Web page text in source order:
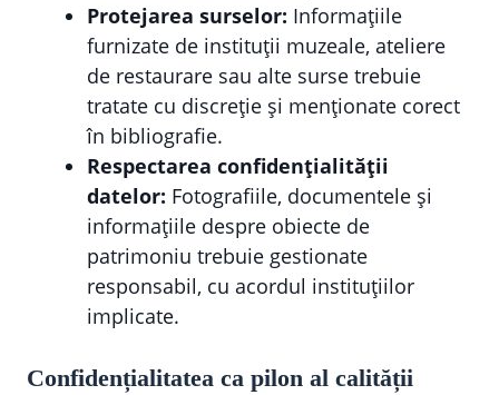
Protejarea surselor: Informațiile
furnizate de instituții muzeale, ateliere
de restaurare sau alte surse trebuie
tratate cu discreție și menționate corect
în bibliografie.
Respectarea confidențialității
datelor: Fotografiile, documentele și
informațiile despre obiecte de
patrimoniu trebuie gestionate
responsabil, cu acordul instituțiilor
implicate.
Confidențialitatea ca pilon al calității